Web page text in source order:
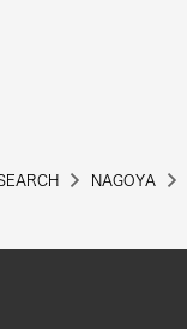
NAGOYA